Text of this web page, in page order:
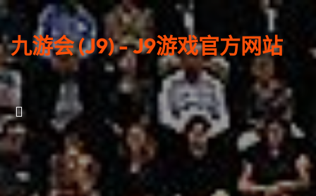
九游会 (J9) - J9游戏官方网站